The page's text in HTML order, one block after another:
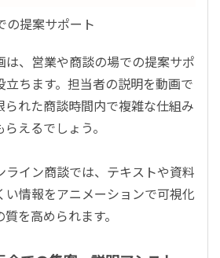
の提案サポート
は、営業や商談の場での提案サポ
立ちます。担当者の説明を動画で
れた商談時間内で複雑な仕組み
えるでしょう。
ライン商談では、テキストや資料
い情報をアニメーションで可視化
を高められます。